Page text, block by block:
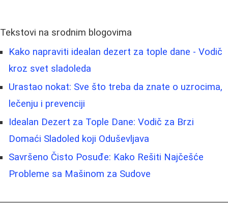
Tekstovi na srodnim blogovima
Kako napraviti idealan dezert za tople dane - Vodič
kroz svet sladoleda
Urastao nokat: Sve što treba da znate o uzrocima,
lečenju i prevenciji
Idealan Dezert za Tople Dane: Vodič za Brzi
Domaći Sladoled koji Oduševljava
Savršeno Čisto Posuđe: Kako Rešiti Najčešće
Probleme sa Mašinom za Sudove